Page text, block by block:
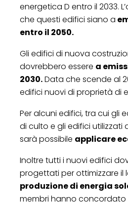
energetica D entro il 2033.
che questi edifici siano a
entro il 2050.
Gli edifici di nuova
dovrebbero essere a
2030.Data che scende al
edifici nuovi di proprietà di
Per alcuni edifici, tra cui gli
di culto e gli edifici utilizzati
sarà possibile applicare
Inoltre tutti i nuovi edifici
progettati per ottimizzare il
produzione di energia
membri hanno concordato